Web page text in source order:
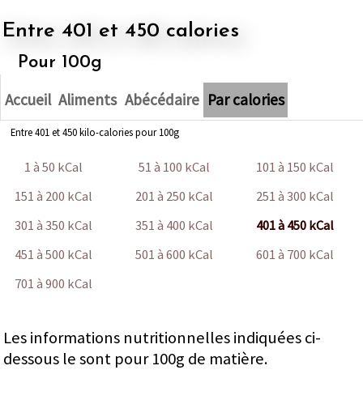
Entre 401 et 450 calories
Pour 100g
Accueil Aliments Abécédaire Par calories
Entre 401 et 450 kilo-calories pour 100g
1 à 50 kCal 51 à 100 kCal
101 à 150 kCal
151 à 200 kCal
201 à 250 kCal
251 à 300 kCal
301 à 350 kCal
351 à 400 kCal
401 à 450 kCal
451 à 500 kCal
501 à 600 kCal
601 à 700 kCal
701 à 900 kCal
Les informations nutritionnelles indiquées ci-
dessous le sont pour 100g de matière.